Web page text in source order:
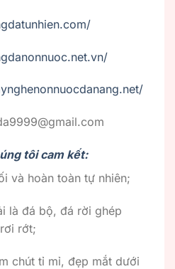
tôi cam kết:
và hoàn toàn tự nhiên;
là đá bộ, đá rời ghép
rớt;
chút tỉ mỉ, đẹp mắt dưới